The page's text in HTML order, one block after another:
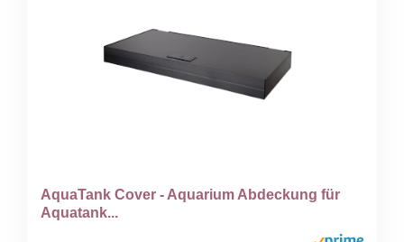
AquaTank Cover - Aquarium Abdeckung für
Aquatank...